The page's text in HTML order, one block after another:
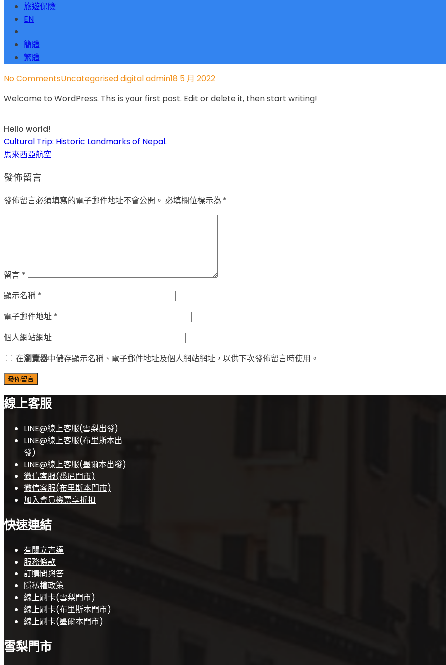
旅遊保險
EN
簡體
繁體
No Commentson
world!
Uncategoriseddigital admin18 5 月 2022
Welcome to WordPress. This is your first post. Edit or delete it, then start writing!
Hello world!
文
章
導
覽
Cultural Trip: Historic Landmarks of Nepal.
馬來西亞航空
發佈留言
發佈留言必須填寫的電子郵件地址不會公開。 必填欄位標示為 *
留言 *
顯示名稱 *
電子郵件地址 *
個人網站網址
在瀏覽器中儲存顯示名稱、電子郵件地址及個人網站網址，以供下次發佈留言時使用。
線上客服
LINE@線上客服(雪梨出發)
LINE@線上客服(布里斯本出
發)
LINE@線上客服(墨爾本出發)
微信客服(悉尼門市)
微信客服(布里斯本門市)
加入會員機票享折扣
快速連結
有關立吉達
服務條款
訂購問與答
隱私權政策
線上刷卡(雪梨門市)
線上刷卡(布里斯本門市)
線上刷卡(墨爾本門市)
雪梨門市